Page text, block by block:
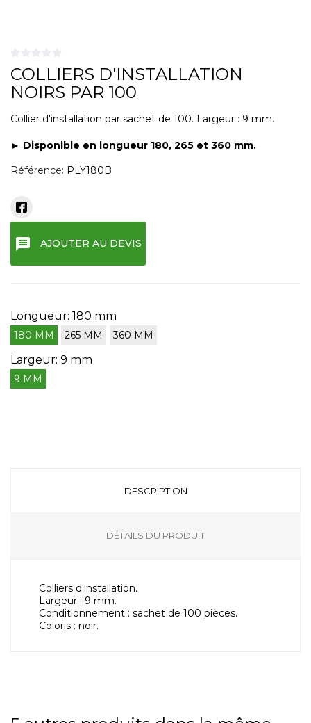
COLLIERS D'INSTALLATION
NOIRS PAR 100
Collier d'installation par sachet de 100. Largeur : 9 mm.
► Disponible en longueur 180, 265 et 360 mm.
Référence: PLY180B
message AJOUTER AU DEVIS
Longueur: 180 mm
180 MM 265 MM 360 MM
Largeur: 9 mm
9 MM
DESCRIPTION
DÉTAILS DU PRODUIT
Colliers d'installation.
Largeur : 9 mm.
Conditionnement : sachet de 100 pièces.
Coloris : noir.